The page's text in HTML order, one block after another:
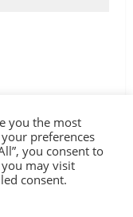
Itinerari
WikiPedala
you the most
preferences
you consent to
may visit
consent.